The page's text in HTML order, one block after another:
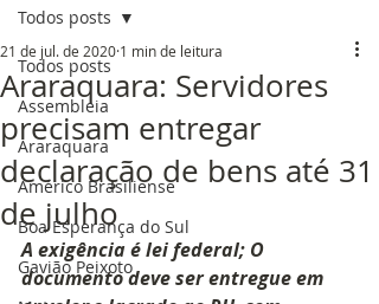
Todos posts
Assembleia
Araraquara
Américo Brasiliense
Boa Esperança do Sul
Gavião Peixoto
Todos posts
Araraquara: Servidores
precisam entregar
declaração de bens até 31
de julho
21 de jul. de 2020 1 min de leitura
A exigência é lei federal; O
documento deve ser entregue em